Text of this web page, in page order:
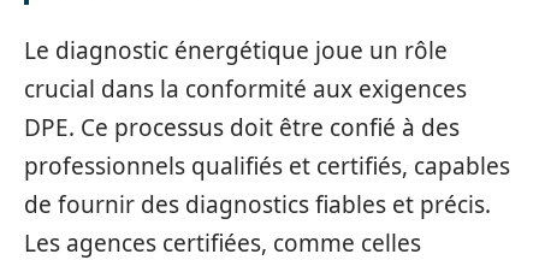
Le diagnostic énergétique joue un rôle
crucial dans la conformité aux exigences
DPE. Ce processus doit être confié à des
professionnels qualifiés et certifiés, capables
de fournir des diagnostics fiables et précis.
Les agences certifiées, comme celles